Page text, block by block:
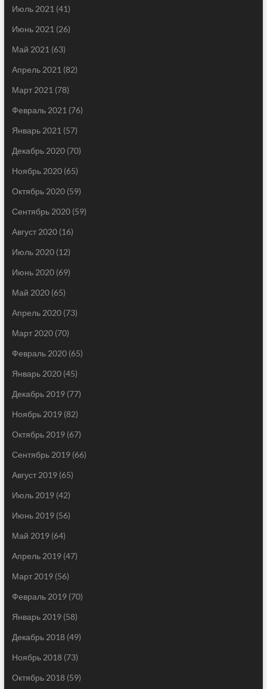
Июль 2021 (41)
Июнь 2021 (26)
Май 2021 (63)
Апрель 2021 (82)
Март 2021 (78)
Февраль 2021 (76)
Январь 2021 (57)
Декабрь 2020(70)
Ноябрь 2020(65)
Октябрь 2020(59)
Сентябрь 2020(59)
Август 2020(16)
Июль 2020(12)
Июнь 2020(69)
Май 2020(65)
Апрель 2020(73)
Март 2020(70)
Февраль 2020(65)
Январь 2020(45)
Декабрь 2019(77)
Ноябрь 2019(82)
Октябрь 2019(67)
Сентябрь 2019(66)
Август 2019(65)
Июль 2019(42)
Июнь 2019(56)
Май 2019(64)
Апрель 2019(47)
Март 2019(56)
Февраль 2019(70)
Январь 2019(58)
Декабрь 2018(49)
Ноябрь 2018(73)
Октябрь 2018(59)